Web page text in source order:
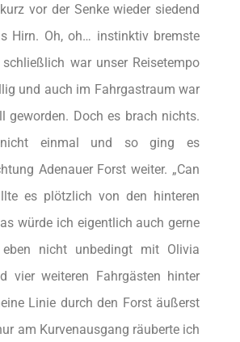
vor der Senke wieder siedend
Hirn. Oh, oh… instinktiv bremste
war unser Reisetempo
und auch im Fahrgastraum war
geworden. Doch es brach nichts.
einmal und so ging es
Adenauer Forst weiter. „Can
es plötzlich von den hinteren
würde ich eigentlich auch gerne
nicht unbedingt mit Olivia
vier weiteren Fahrgästen hinter
Linie durch den Forst äußerst
am Kurvenausgang räuberte ich